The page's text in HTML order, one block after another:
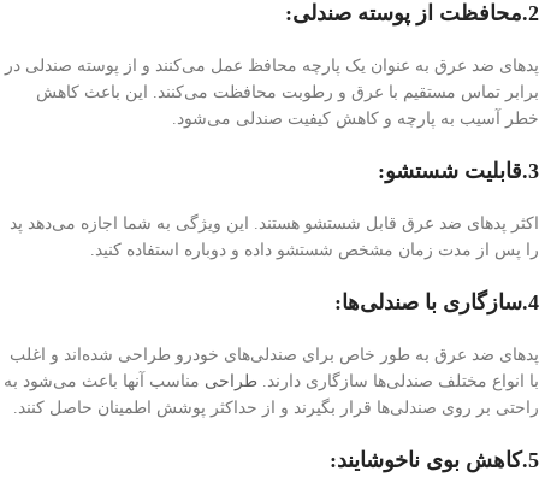
2.محافظت از پوسته صندلی:
پد‌های ضد عرق به عنوان یک پارچه محافظ عمل می‌کنند و از پوسته صندلی در
برابر تماس مستقیم با عرق و رطوبت محافظت می‌کنند. این باعث کاهش
خطر آسیب به پارچه و کاهش کیفیت صندلی می‌شود.
3.قابلیت شستشو:
اکثر پد‌های ضد عرق قابل شستشو هستند. این ویژگی به شما اجازه می‌دهد پد
را پس از مدت زمان مشخص شستشو داده و دوباره استفاده کنید.
4.سازگاری با صندلی‌ها:
پد‌های ضد عرق به طور خاص برای صندلی‌های خودرو طراحی شده‌اند و اغلب
با انواع مختلف صندلی‌ها سازگاری دارند. طراحی مناسب آنها باعث می‌شود به
راحتی بر روی صندلی‌ها قرار بگیرند و از حداکثر پوشش اطمینان حاصل کنند.
5.کاهش بوی ناخوشایند: